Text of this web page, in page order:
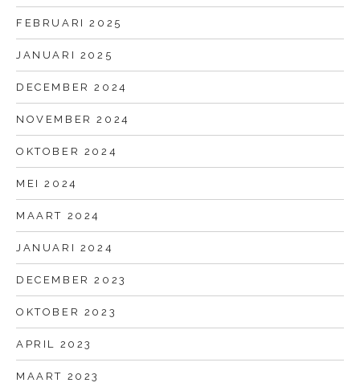
FEBRUARI 2025
JANUARI 2025
DECEMBER 2024
NOVEMBER 2024
OKTOBER 2024
MEI 2024
MAART 2024
JANUARI 2024
DECEMBER 2023
OKTOBER 2023
APRIL 2023
MAART 2023